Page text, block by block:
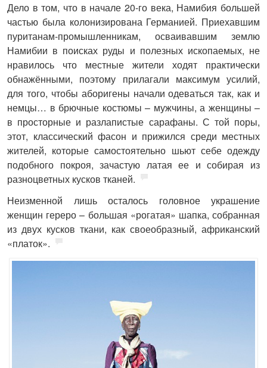
Дело в том, что в начале 20-го века, Намибия большей
частью была колонизирована Германией. Приехавшим
пуританам-промышленникам, осваивавшим землю
Намибии в поисках руды и полезных ископаемых, не
нравилось что местные жители ходят практически
обнажёнными, поэтому прилагали максимум усилий,
для того, чтобы аборигены начали одеваться так, как и
немцы… в брючные костюмы – мужчины, а женщины –
в просторные и разлапистые сарафаны. С той поры,
этот, классический фасон и прижился среди местных
жителей, которые самостоятельно шьют себе одежду
подобного покроя, зачастую латая ее и собирая из
разноцветных кусков тканей.
Неизменной лишь осталось головное украшение
женщин гереро – большая «рогатая» шапка, собранная
из двух кусков ткани, как своеобразный, африканский
«платок».